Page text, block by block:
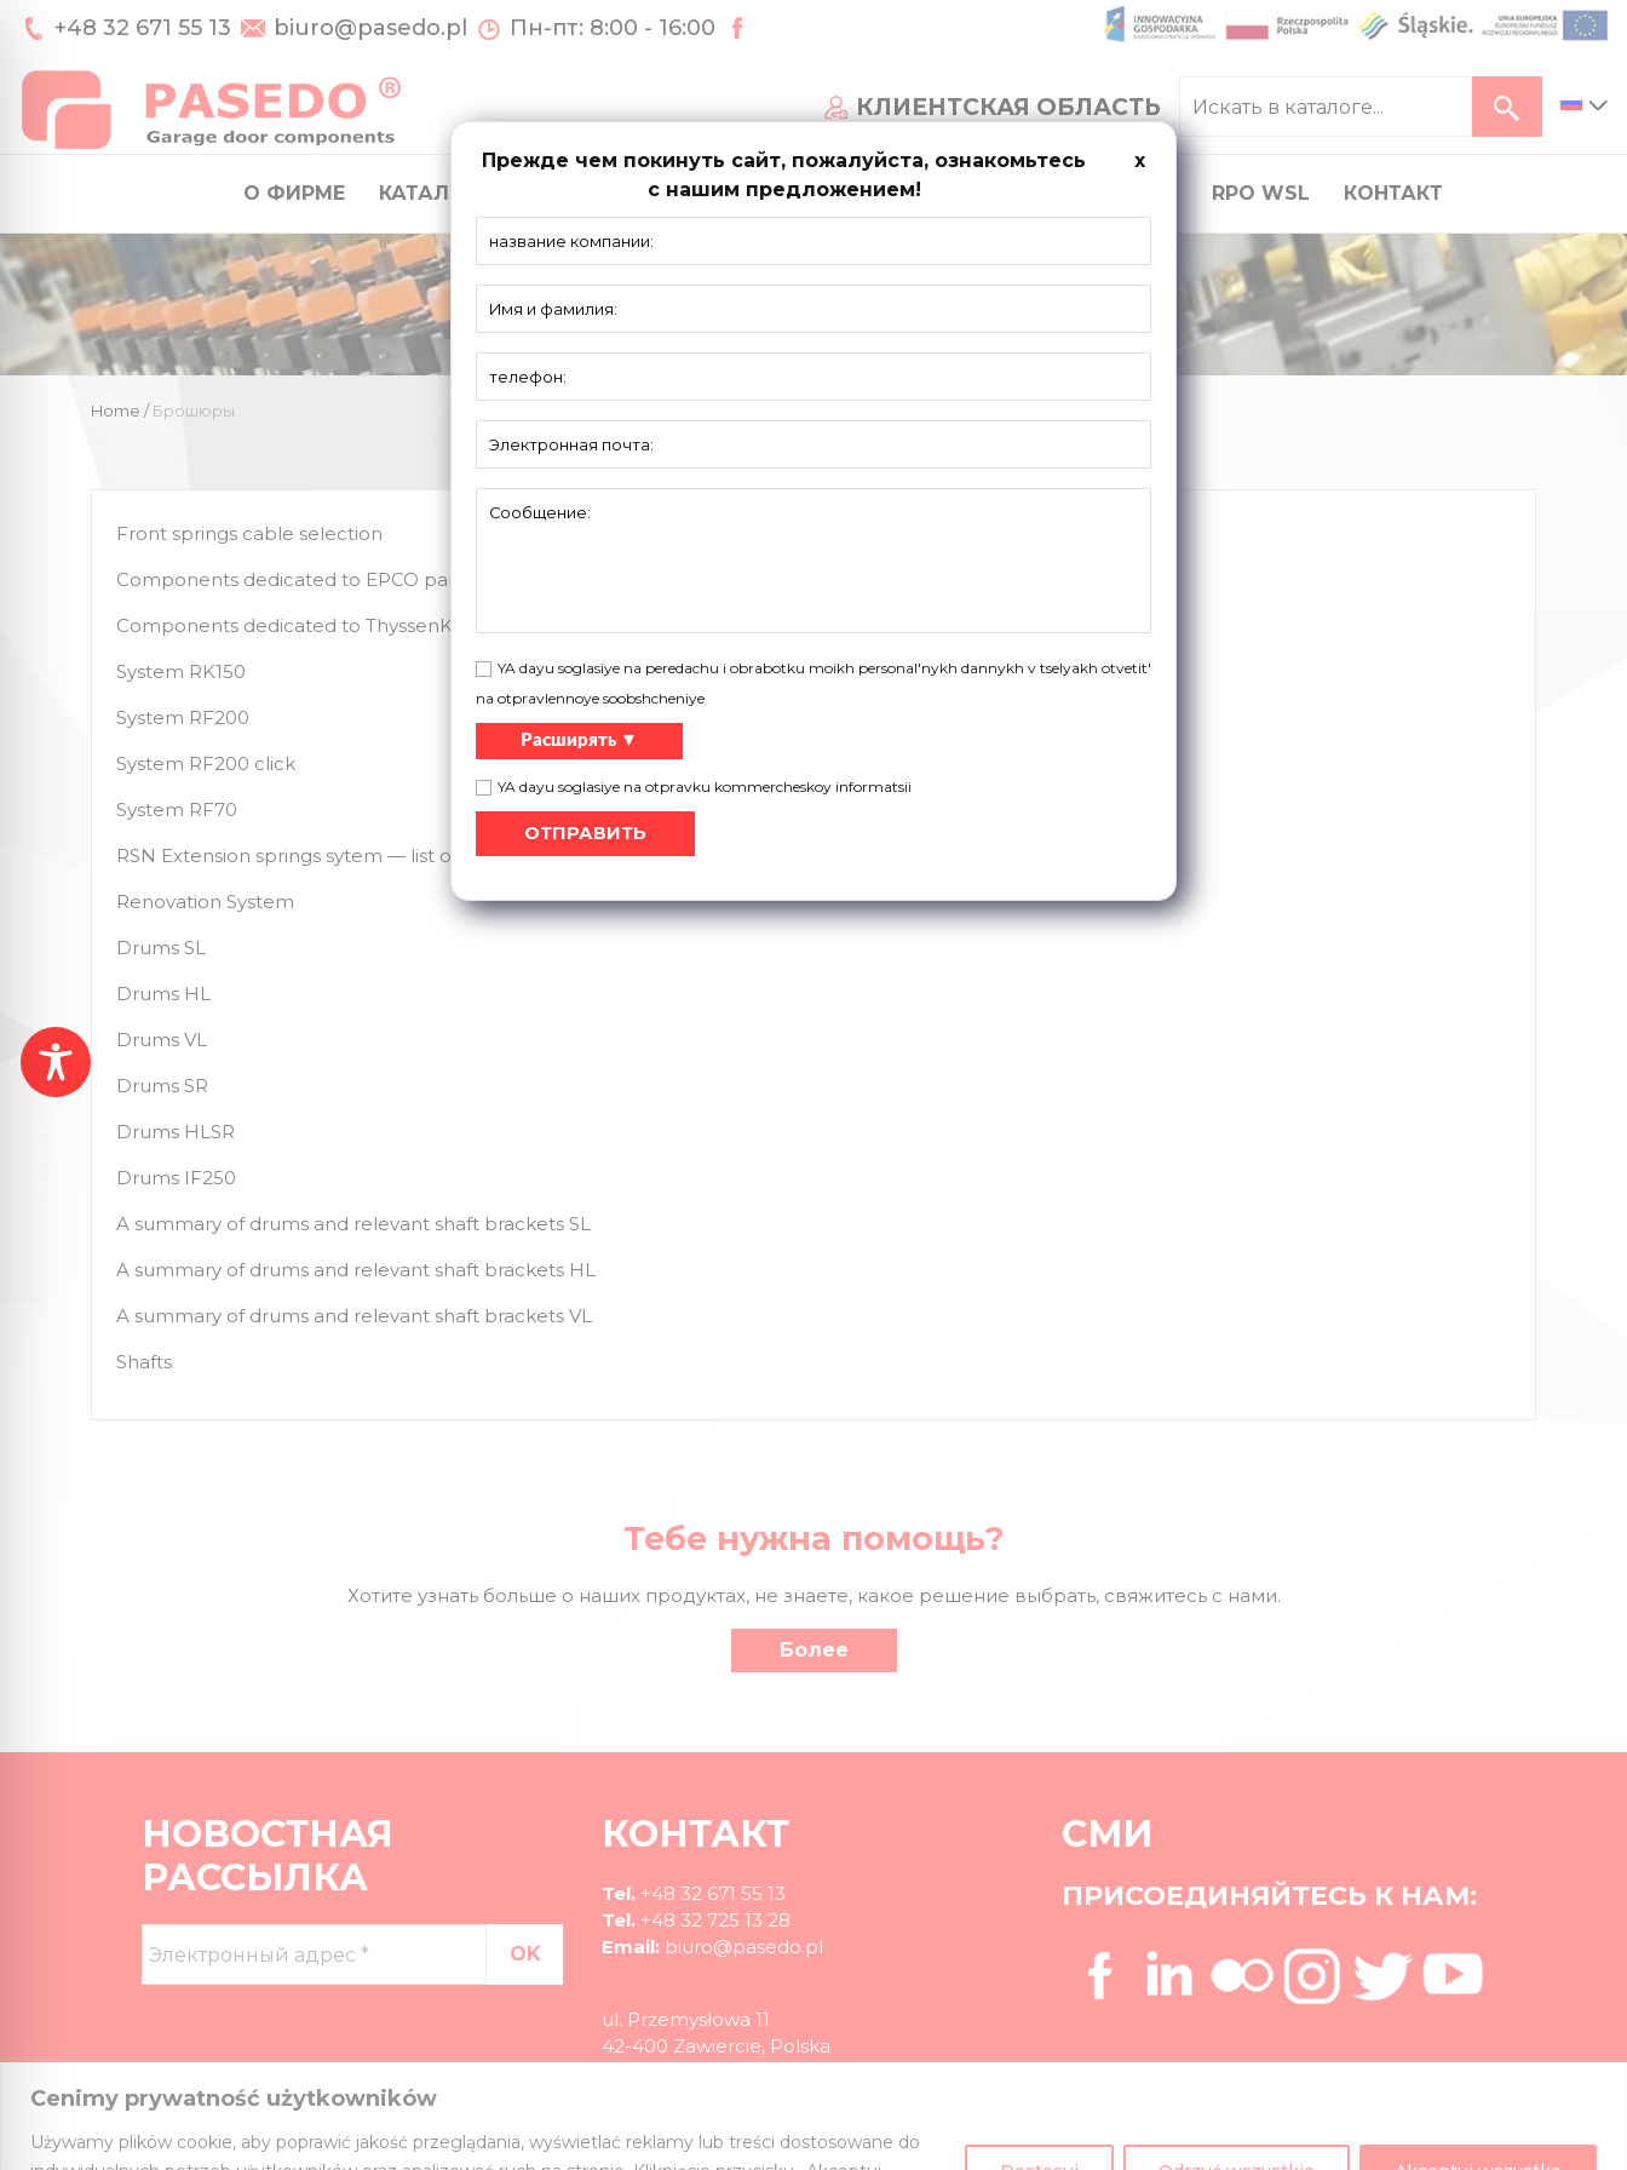
Cenimy prywatność użytkowników
Używamy plików cookie, aby poprawić jakość przeglądania, wyświetlać reklamy lub treści dostosowane do
+48 32 671 55 13 biuro@pasedo.pl Пн-пт: 8:00 - 16:00
КЛИЕНТСКАЯ ОБЛАСТЬ
О ФИРМЕ КАТАЛОГ СИСТЕМЫ ВОРОТ НОВОСТИ ПОДДЕРЖКА RPO WSL КОНТАКТ
Прежде чем покинуть сайт, пожалуйста, ознакомьтесь
с нашим предложением!
x
YA dayu soglasiye na peredachu i obrabotku moikh personal'nykh dannykh v tselyakh otvetit'
na otpravlennoye soobshcheniye
Расширять ▼
YA dayu soglasiye na otpravku kommercheskoy informatsii
Home /Брошюры
Front springs cable selection
Components dedicated to EPCO panels
Components dedicated to ThyssenKrupp Hoesch panels
System RK150
System RF200
System RF200 click
System RF70
RSN Extension springs sytem — list of elements
Renovation System
Drums SL
Drums HL
Drums VL
Drums SR
Drums HLSR
Drums IF250
A summary of drums and relevant shaft brackets SL
A summary of drums and relevant shaft brackets HL
A summary of drums and relevant shaft brackets VL
Shafts
Тебе нужна помощь?
Хотите узнать больше о наших продуктах, не знаете, какое решение выбрать, свяжитесь с нами.
Более
НОВОСТНАЯ
РАССЫЛКА
адрес
*
КОНТАКТ
Tel. +48 32 671 55 13
Tel. +48 32 725 13 28
Email: biuro@pasedo.pl
ul. Przemysłowa 11
42-400 Zawiercie, Polska
СМИ
ПРИСОЕДИНЯЙТЕСЬ К НАМ:
©PASEDO Все права защищены 2022 | Дизайн и реализация